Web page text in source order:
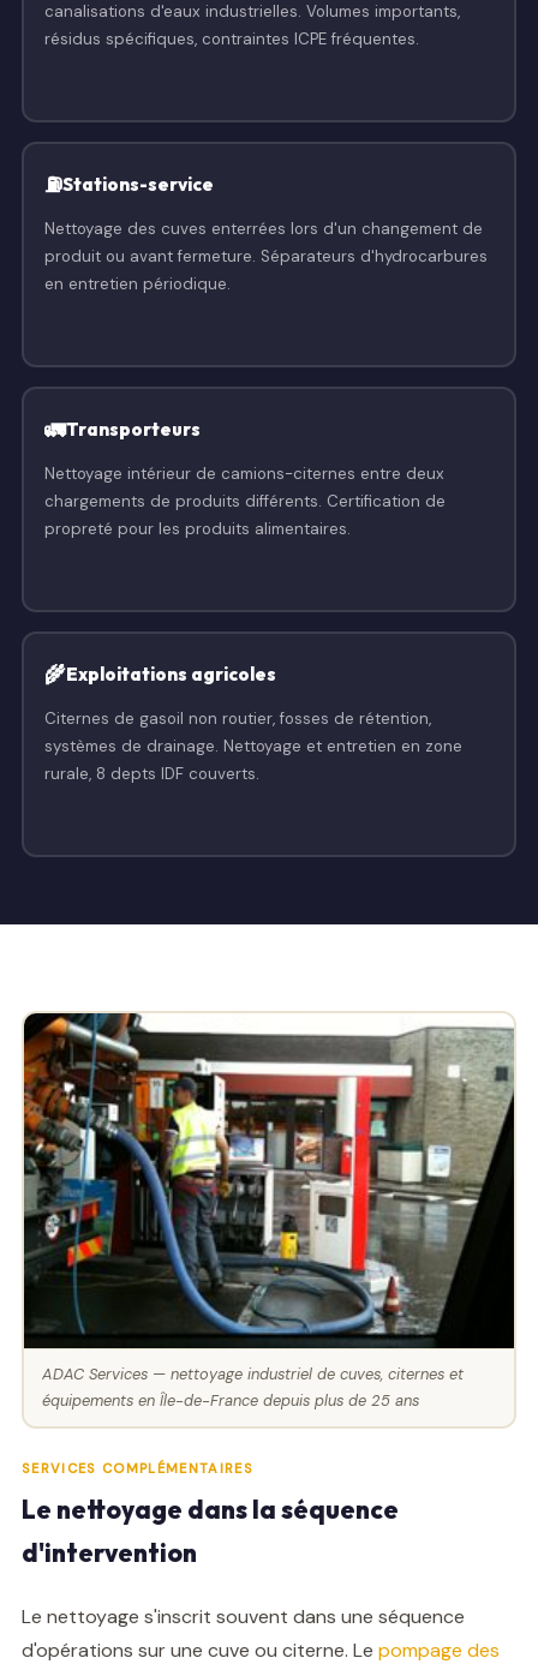
canalisations d'eaux industrielles. Volumes importants,
résidus spécifiques, contraintes ICPE fréquentes.
⛽Stations-service
Nettoyage des cuves enterrées lors d'un changement de
produit ou avant fermeture. Séparateurs d'hydrocarbures
en entretien périodique.
🚛Transporteurs
Nettoyage intérieur de camions-citernes entre deux
chargements de produits différents. Certification de
propreté pour les produits alimentaires.
🌾Exploitations agricoles
Citernes de gasoil non routier, fosses de rétention,
systèmes de drainage. Nettoyage et entretien en zone
rurale, 8 depts IDF couverts.
ADAC Services — nettoyage industriel de cuves, citernes et
équipements en Île-de-France depuis plus de 25 ans
SERVICES COMPLÉMENTAIRES
Le nettoyage dans la séquence
d'intervention
Le nettoyage s'inscrit souvent dans une séquence
d'opérations sur une cuve ou citerne. Le pompage des